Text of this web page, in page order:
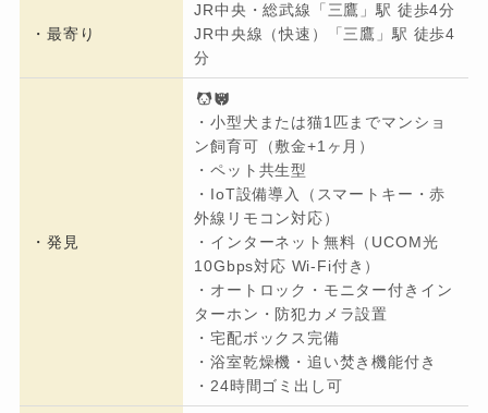
・最寄り
JR中央・総武線「三鷹」駅 徒歩4分
JR中央線（快速）「三鷹」駅 徒歩4
分
・発見
・小型犬または猫1匹までマンショ
ン飼育可（敷金+1ヶ月）
・ペット共生型
・IoT設備導入（スマートキー・赤
外線リモコン対応）
・インターネット無料（UCOM光
10Gbps対応 Wi-Fi付き）
・オートロック・モニター付きイン
ターホン・防犯カメラ設置
・宅配ボックス完備
・浴室乾燥機・追い焚き機能付き
・24時間ゴミ出し可